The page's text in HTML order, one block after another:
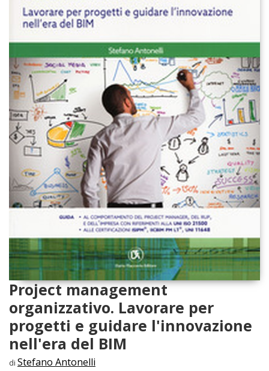
Project management
organizzativo. Lavorare per
progetti e guidare l'innovazione
nell'era del BIM
di Stefano Antonelli